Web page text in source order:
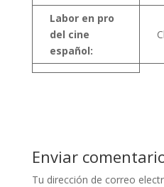
Labor en pro
del cine
español:
Enviar
Tu dirección de correo